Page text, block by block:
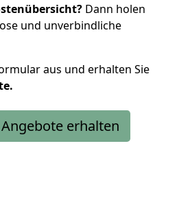
Dann holen
und unverbindliche
aus und erhalten Sie
erhalten